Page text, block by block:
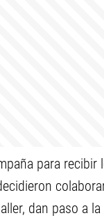
para
dan paso a la